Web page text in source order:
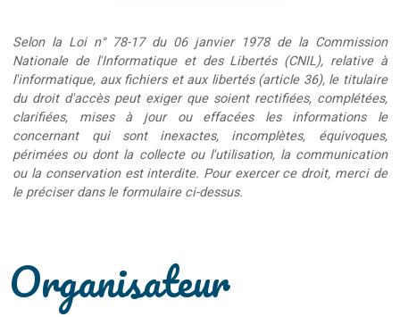
Selon la Loi n° 78-17 du 06 janvier 1978 de la Commission
Nationale de l'Informatique et des Libertés (CNIL), relative à
l'informatique, aux fichiers et aux libertés (article 36), le titulaire
du droit d'accès peut exiger que soient rectifiées, complétées,
clarifiées, mises à jour ou effacées les informations le
concernant qui sont inexactes, incomplètes, équivoques,
périmées ou dont la collecte ou l'utilisation, la communication
ou la conservation est interdite. Pour exercer ce droit, merci de
le préciser dans le formulaire ci-dessus.
Organisateur